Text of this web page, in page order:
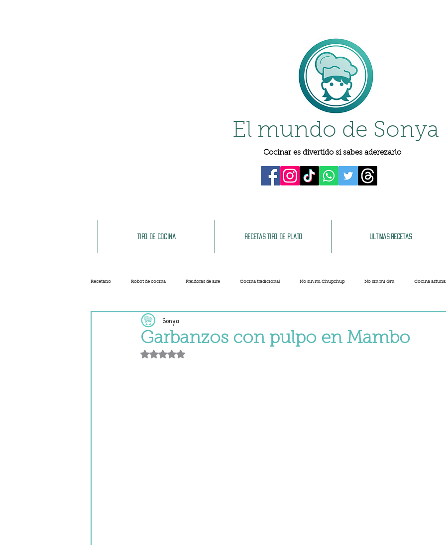
El mundo de Sonya
Cocinar es divertido si sabes aderezarlo
Ultimas recetas
Recetas tipo de plato
Tipo de cocina
Recetario Robot de cocina Freidoras de aire Cocina tradicional No sin mi Chupchup No sin mi Gm Cocina
Sopas y cremas
Garbanzos con pulpo en Mambo
Sonya
Obtuvo NaN de 5 estrellas.